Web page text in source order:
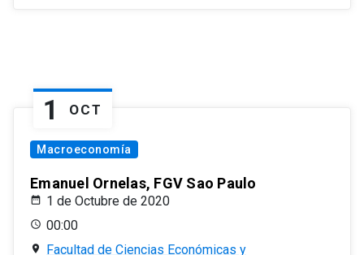
1 OCT
Macroeconomía
Emanuel Ornelas, FGV Sao Paulo
1 de Octubre de 2020
00:00
Facultad de Ciencias Económicas y